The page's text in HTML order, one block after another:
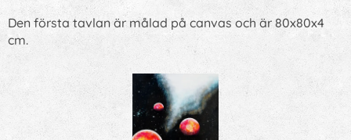
Den första tavlan är målad på canvas och är 80x80x4
cm.